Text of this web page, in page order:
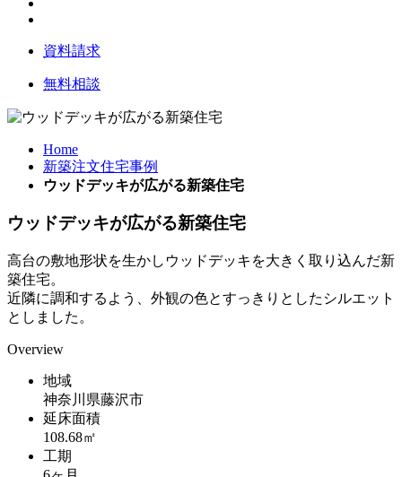
資料請求
無料相談
Home
新築注文住宅事例
ウッドデッキが広がる新築住宅
ウッドデッキが広がる新築住宅
高台の敷地形状を生かしウッドデッキを大きく取り込んだ新
築住宅。
近隣に調和するよう、外観の色とすっきりとしたシルエット
としました。
Overview
地域
神奈川県藤沢市
延床面積
108.68㎡
工期